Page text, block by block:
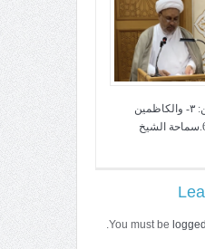
الجمعةسمات المتقين: ٣- والكاظمين
الغيظ. بتاريخ6/2/1447.سماحة الشيخ
You must be